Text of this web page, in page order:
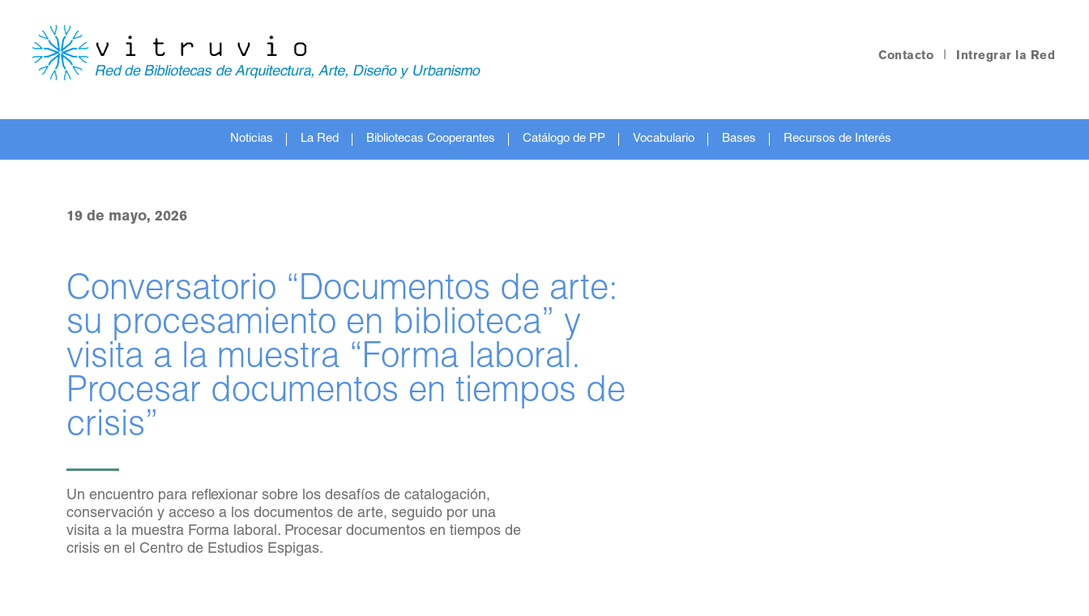
Contacto | Intregrar la Red
Noticias La Red Bibliotecas Cooperantes Catálogo de PP Vocabulario Bases Recursos de Interés
19 de mayo, 2026
Conversatorio “Documentos de arte:
su procesamiento en biblioteca” y
visita a la muestra “Forma laboral.
Procesar documentos en tiempos de
crisis”
Un encuentro para reflexionar sobre los desafíos de catalogación,
conservación y acceso a los documentos de arte, seguido por una
visita a la muestra Forma laboral. Procesar documentos en tiempos de
crisis en el Centro de Estudios Espigas.